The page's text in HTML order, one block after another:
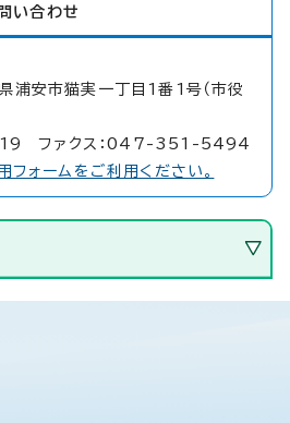
い合わせ
安市猫実一丁目1番1号（市役
ファクス：047-351-5494
フォームをご利用ください。